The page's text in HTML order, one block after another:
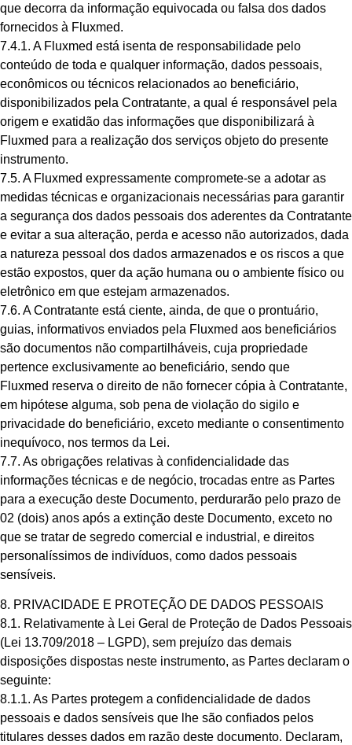
que decorra da informação equivocada ou falsa dos dados
fornecidos à Fluxmed.
7.4.1. A Fluxmed está isenta de responsabilidade pelo
conteúdo de toda e qualquer informação, dados pessoais,
econômicos ou técnicos relacionados ao beneficiário,
disponibilizados pela Contratante, a qual é responsável pela
origem e exatidão das informações que disponibilizará à
Fluxmed para a realização dos serviços objeto do presente
instrumento.
7.5. A Fluxmed expressamente compromete-se a adotar as
medidas técnicas e organizacionais necessárias para garantir
a segurança dos dados pessoais dos aderentes da Contratante
e evitar a sua alteração, perda e acesso não autorizados, dada
a natureza pessoal dos dados armazenados e os riscos a que
estão expostos, quer da ação humana ou o ambiente físico ou
eletrônico em que estejam armazenados.
7.6. A Contratante está ciente, ainda, de que o prontuário,
guias, informativos enviados pela Fluxmed aos beneficiários
são documentos não compartilháveis, cuja propriedade
pertence exclusivamente ao beneficiário, sendo que
Fluxmed reserva o direito de não fornecer cópia à Contratante,
em hipótese alguma, sob pena de violação do sigilo e
privacidade do beneficiário, exceto mediante o consentimento
inequívoco, nos termos da Lei.
7.7. As obrigações relativas à confidencialidade das
informações técnicas e de negócio, trocadas entre as Partes
para a execução deste Documento, perdurarão pelo prazo de
02 (dois) anos após a extinção deste Documento, exceto no
que se tratar de segredo comercial e industrial, e direitos
personalíssimos de indivíduos, como dados pessoais
sensíveis.
8. PRIVACIDADE E PROTEÇÃO DE DADOS PESSOAIS
8.1. Relativamente à Lei Geral de Proteção de Dados Pessoais
(Lei 13.709/2018 – LGPD), sem prejuízo das demais
disposições dispostas neste instrumento, as Partes declaram o
seguinte:
8.1.1. As Partes protegem a confidencialidade de dados
pessoais e dados sensíveis que lhe são confiados pelos
titulares desses dados em razão deste documento. Declaram,